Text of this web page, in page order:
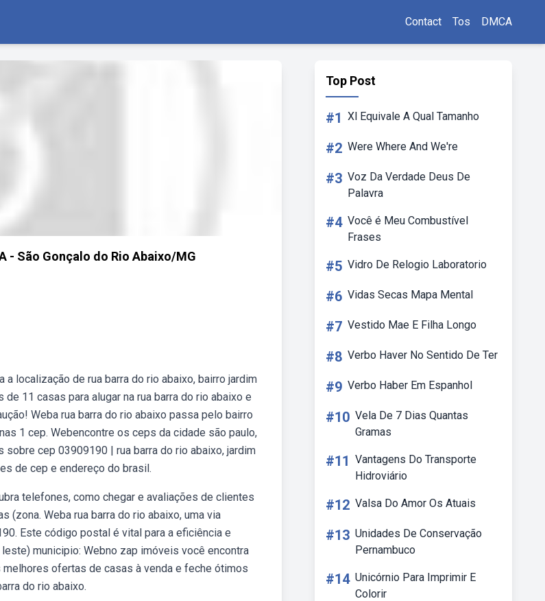
Contact Tos DMCA
- São Gonçalo do Rio Abaixo/MG
localização de rua barra do rio abaixo, bairro jardim
11 casas para alugar na rua barra do rio abaixo e
Weba rua barra do rio abaixo passa pelo bairro
1 cep. Webencontre os ceps da cidade são paulo,
cep 03909190 | rua barra do rio abaixo, jardim
de cep e endereço do brasil.
telefones, como chegar e avaliações de clientes
(zona. Weba rua barra do rio abaixo, uma via
Este código postal é vital para a eficiência e
municipio: Webno zap imóveis você encontra
melhores ofertas de casas à venda e feche ótimos
do rio abaixo.
Top Post
#1 Xl Equivale A Qual Tamanho
#2 Were Where And We're
#3 Voz Da Verdade Deus De
Palavra
#4 Você é Meu Combustível
Frases
#5 Vidro De Relogio Laboratorio
#6 Vidas Secas Mapa Mental
#7 Vestido Mae E Filha Longo
#8 Verbo Haver No Sentido De Ter
#9 Verbo Haber Em Espanhol
#10 Vela De 7 Dias Quantas
Gramas
#11 Vantagens Do Transporte
Hidroviário
#12 Valsa Do Amor Os Atuais
#13 Unidades De Conservação
Pernambuco
#14 Unicórnio Para Imprimir E
Colorir